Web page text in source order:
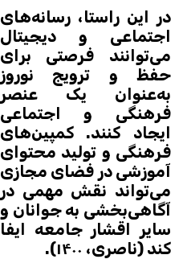
در این راستا، رسانه‌های
اجتماعی و دیجیتال
می‌توانند فرصتی برای
حفظ و ترویج نوروز
به‌عنوان یک عنصر
فرهنگی و اجتماعی
ایجاد کنند. کمپین‌های
فرهنگی و تولید محتوای
آموزشی در فضای مجازی
می‌تواند نقش مهمی در
آگاهی‌بخشی به جوانان و
سایر اقشار جامعه ایفا
کند (ناصری، ۱۴۰۰).